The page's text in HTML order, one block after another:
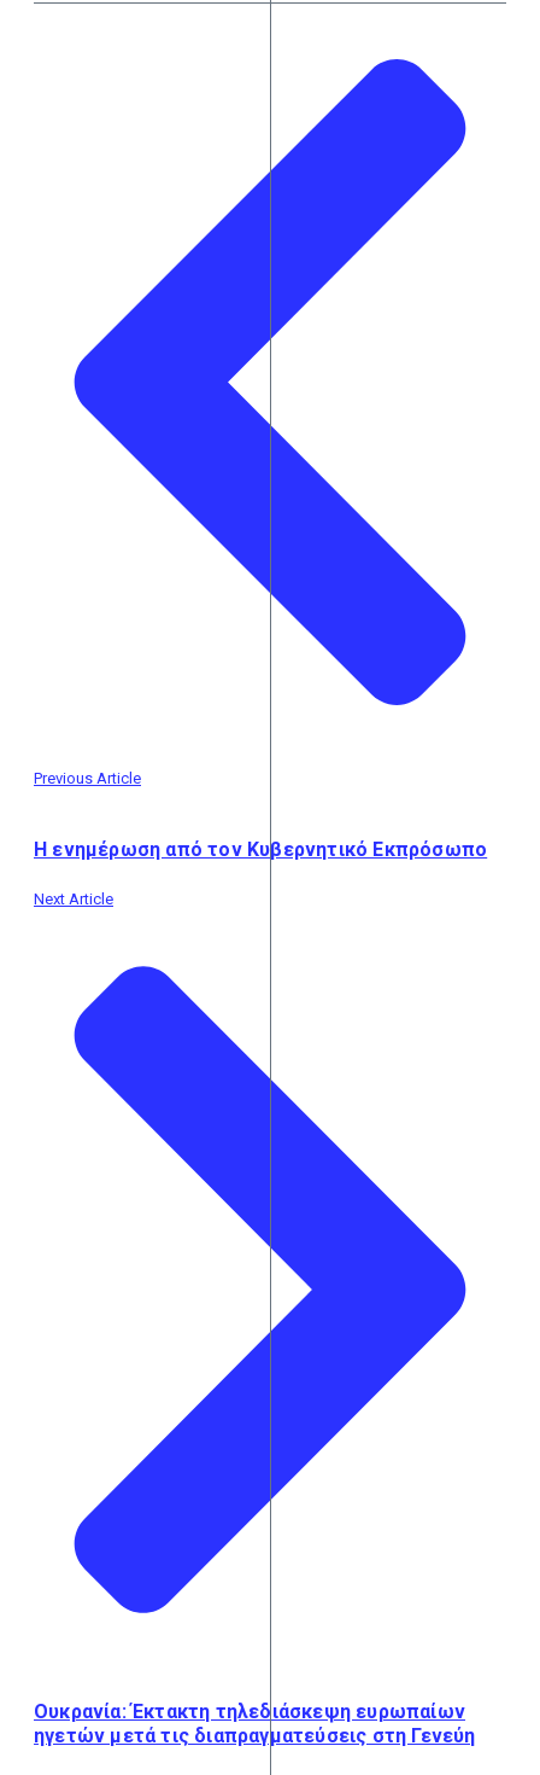
Previous Article
Η ενημέρωση από τον Κυβερνητικό Εκπρόσωπο
Next Article
Ουκρανία: Έκτακτη τηλεδιάσκεψη ευρωπαίων
ηγετών μετά τις διαπραγματεύσεις στη Γενεύη